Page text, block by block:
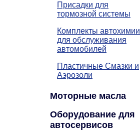
Присадки для
тормозной системы
Комплекты автохимии
для обслуживания
автомобилей
Пластичные Смазки и
Аэрозоли
Моторные масла
Оборудование для
автосервисов